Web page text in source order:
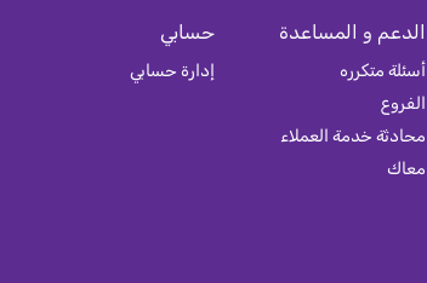
الدعم و المساعدة
أسئلة متكرره
الفروع
محادثة خدمة العملاء
معاك
حسابي
إدارة حسابي